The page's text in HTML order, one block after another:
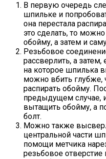
В первую очередь
шпильке и
она перестала
это сделать, то
обойму, а затем и
Резьбовое
рассверлить, а затем,
на которое шпилька
можно вбить глубже,
распирать обойму.
предыдущем случае,
вытащить обойму, а
болт.
Можно также
центральной части
помощи метчика
резьбовое